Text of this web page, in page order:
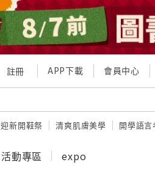
註冊 APP下載 會員中心
迎新開鞋祭 清爽肌膚美學 開學語
活動專區 expo